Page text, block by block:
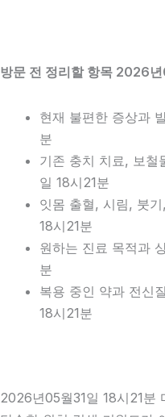
방문 전 정리할 항목 2026
현재 불편한 증상과
분
기존 충치 치료, 보철
일 18시21분
잇몸 출혈, 시림, 붓
18시21분
원하는 진료 목적과
분
복용 중인 약과 전신
18시21분
2026년05월31일 18시21분